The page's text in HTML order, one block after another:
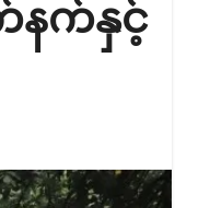
က်နှင့်